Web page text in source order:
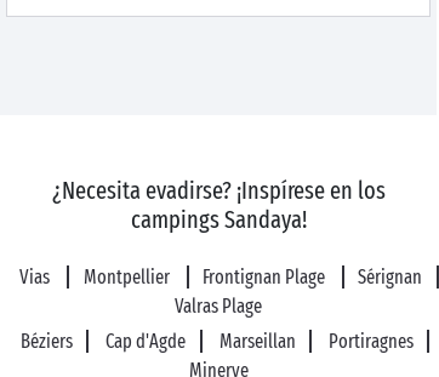
¿Necesita evadirse? ¡Inspírese en los
campings Sandaya!
Vias Montpellier Frontignan Plage
Sérignan
Valras Plage
Béziers
Cap d'Agde Marseillan
Portiragnes
Minerve